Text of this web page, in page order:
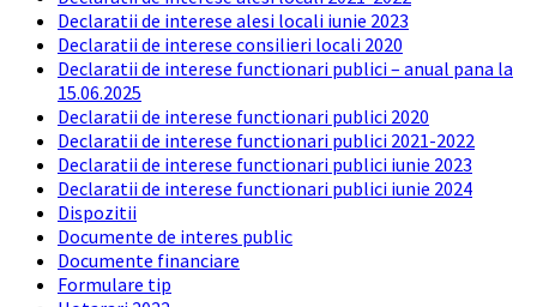
Declaratii de interese alesi locali iunie 2023
Declaratii de interese consilieri locali 2020
Declaratii de interese functionari publici – anual pana la
15.06.2025
Declaratii de interese functionari publici 2020
Declaratii de interese functionari publici 2021-2022
Declaratii de interese functionari publici iunie 2023
Declaratii de interese functionari publici iunie 2024
Dispozitii
Documente de interes public
Documente financiare
Formulare tip